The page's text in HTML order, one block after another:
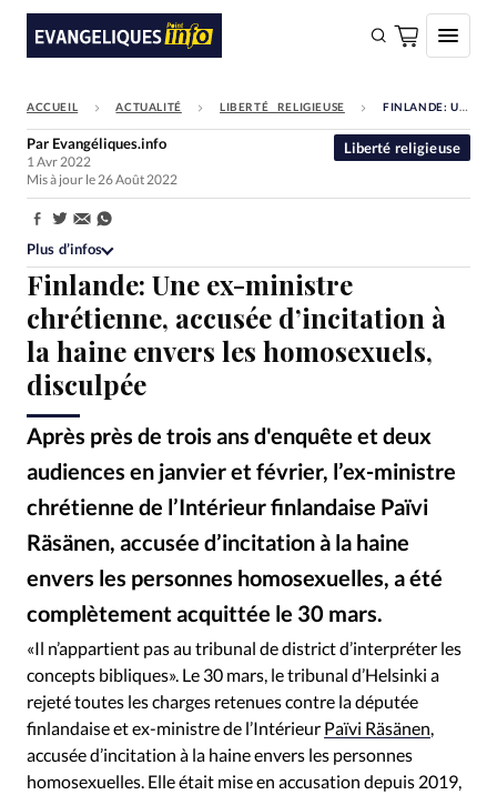
FAIRE UN DON
Faire un don
Société
Monde
Bible
Toute l'actualité
Se connecter
Devise:
RUBRIQUES
Histoire
Mission
Monde People Politique
Religions
Société
ACCUEIL ACTUALITÉ LIBERTÉ RELIGIEUSE FINLANDE: UNE EX-MINISTRE CHRÉTIENNE, ACCUSÉE D’INCITATION À LA HAINE ENVERS LES HOMOSEXUELS, DISCULPÉE
Finlande: Une ex-ministre
chrétienne, accusée d’incitation à
la haine envers les homosexuels,
disculpée
Après près de trois ans d'enquête et deux
audiences en janvier et février, l’ex-ministre
chrétienne de l’Intérieur finlandaise Païvi
Räsänen, accusée d’incitation à la haine
envers les personnes homosexuelles, a été
complètement acquittée le 30 mars.
Liberté religieuse
Par Evangéliques.info
1 Avr 2022
Mis à jour le 26 Août 2022
Partager:
Plus d’infos
©Païvi Räsänen / Facebook
«Il n’appartient pas au tribunal de district d’interpréter les
concepts bibliques». Le 30 mars, le tribunal d’Helsinki a
rejeté toutes les charges retenues contre la députée
finlandaise et ex-ministre de l’Intérieur Païvi Räsänen
accusée d’incitation à la haine envers les personnes
homosexuelles. Elle était mise en accusation depuis 2019,